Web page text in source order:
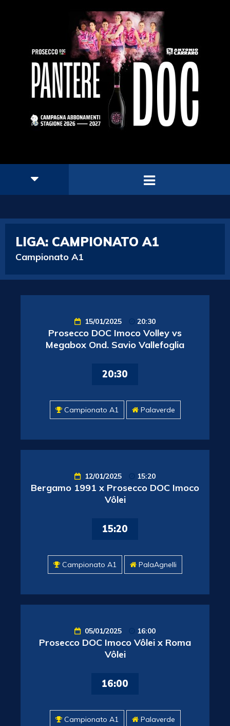
LIGA: CAMPIONATO A1
Campionato A1
15/01/2025 20:30
Prosecco DOC Imoco Volley vs
Megabox Ond. Savio Vallefoglia
20:30
Campionato A1 Palaverde
12/01/2025 15:20
Bergamo 1991 x Prosecco DOC Imoco
Vôlei
15:20
Campionato A1 PalaAgnelli
05/01/2025 16:00
Prosecco DOC Imoco Vôlei x Roma
Vôlei
16:00
Campionato A1 Palaverde